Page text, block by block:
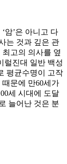
암’은 아니고 다
는 것과 깊은 관
고의 의사를 옆
럴진대 일반 백성
평균수명이 고작
문에 만60세가
세 시대에 도달
늘어난 것은 분